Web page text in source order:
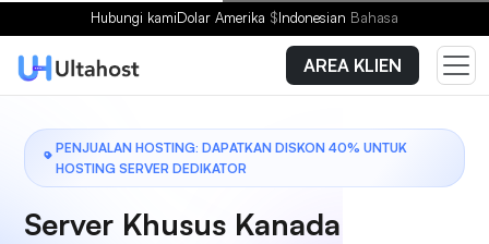
Hubungi kamiDolar Amerika $Indonesian Bahasa
AREA KLIEN
PENJUALAN HOSTING: DAPATKAN DISKON 40% UNTUK
HOSTING SERVER DEDIKATOR
Server Khusus Kanada